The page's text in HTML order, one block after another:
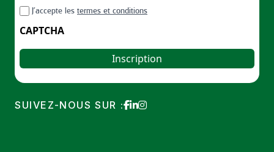
postal
RGPDJ’accepte les termes et conditions
CAPTCHA
SUIVEZ-NOUS SUR :